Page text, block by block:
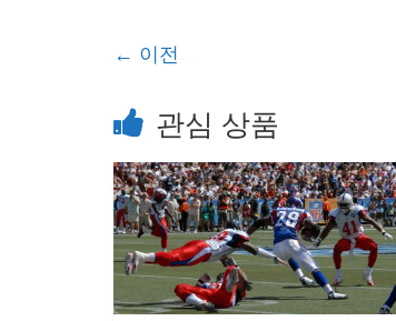
← 이전
관심 상품